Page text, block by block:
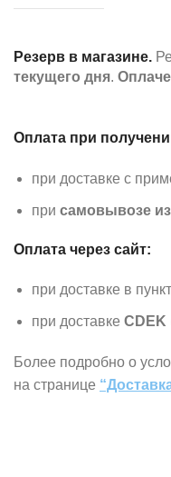
Резерв в магазине.
текущего дня.
Оплата при
при доставке с
при самовывозе
Оплата через сайт:
при доставке в
при доставке CDEK
Более подробно о
на странице